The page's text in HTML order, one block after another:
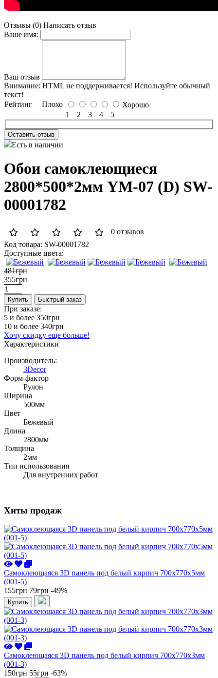
Отзывы (0) Написать отзыв
Ваше имя:
Ваш отзыв
Внимание: HTML не поддерживается! Используйте обычный
текст!
Рейтинг Плохо
Хорошо
1
2 3 4 5
Оставить отзыв
Есть в наличии
Обои самоклеющиеся
2800*500*2мм YM-07 (D) SW-
00001782
0 отзывов
Код товара: SW-00001782
Доступные цвета:
481грн
355грн
Купить Быстрый заказ
При заказе:
5 и более 350грн
10 и более 340грн
Хочу скидку еще больше!
Характеристики
Производитель:
3Decor
Форм-фактор
Рулон
Ширина
500мм
Цвет
Бежевый
Длина
2800мм
Толщина
2мм
Тип использования
Для внутренних работ
Хиты продаж
Самоклеющаяся 3D панель под белый кирпич 700x770x5мм
(001-5)
155грн 79грн -49%
Купить
Самоклеющаяся 3D панель под белый кирпич 700x770x3мм
(001-3)
150грн 55грн -63%